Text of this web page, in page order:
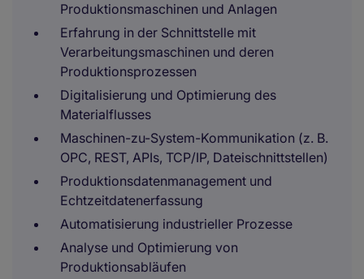
Produktionsmaschinen und Anlagen
Erfahrung in der Schnittstelle mit
Verarbeitungsmaschinen und deren
Produktionsprozessen
Digitalisierung und Optimierung des
Materialflusses
Maschinen-zu-System-Kommunikation (z. B.
OPC, REST, APIs, TCP/IP, Dateischnittstellen)
Produktionsdatenmanagement und
Echtzeitdatenerfassung
Automatisierung industrieller Prozesse
Analyse und Optimierung von
Produktionsabläufen